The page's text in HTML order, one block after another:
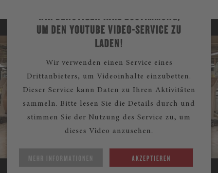
WIR BENÖTIGEN IHRE ZUSTIMMUNG,
UM DEN YOUTUBE VIDEO-SERVICE ZU
LADEN!
Wir verwenden einen Service eines
Drittanbieters, um Videoinhalte einzubetten.
Dieser Service kann Daten zu Ihren Aktivitäten
sammeln. Bitte lesen Sie die Details durch und
stimmen Sie der Nutzung des Service zu, um
dieses Video anzusehen.
MEHR INFORMATIONEN AKZEPTIEREN